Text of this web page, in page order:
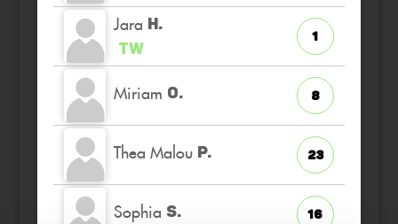
Jara H.
TW
1
Miriam O. 8
Thea Malou P. 23
Sophia S. 16